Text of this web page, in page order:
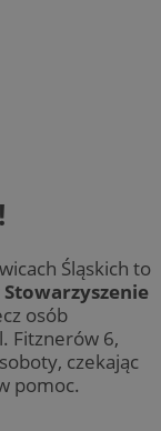
Śląskich to
Stowarzyszenie
osób
Fitznerów 6,
czekając
pomoc.